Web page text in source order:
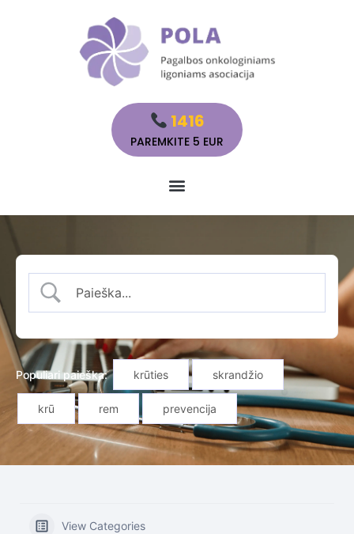
1416
PAREMKITE 5 EUR
Populiari paieška: krūties skrandžio
krū rem prevencija
View Categories